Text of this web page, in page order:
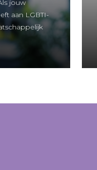
jouw
aan LGBTI-